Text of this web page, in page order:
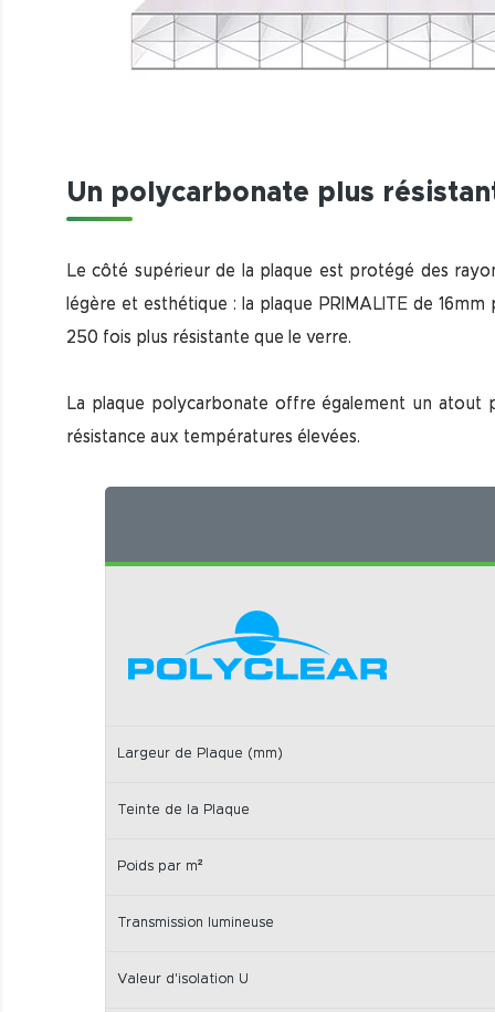
Un polycarbonate plus
Le côté supérieur de la plaque est protégé des
légère et esthétique : la plaque PRIMALITE de
250 fois plus résistante que le verre.
La plaque polycarbonate offre également un atout
résistance aux températures élevées.
Largeur de Plaque (mm)
Teinte de la Plaque
Poids par m²
Transmission lumineuse
Valeur d'isolation U